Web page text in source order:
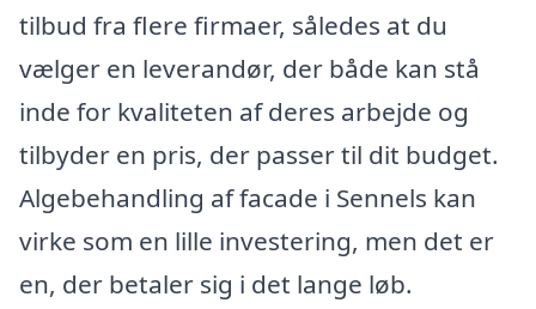
tilbud fra flere firmaer, således at du
vælger en leverandør, der både kan stå
inde for kvaliteten af deres arbejde og
tilbyder en pris, der passer til dit budget.
Algebehandling af facade i Sennels kan
virke som en lille investering, men det er
en, der betaler sig i det lange løb.